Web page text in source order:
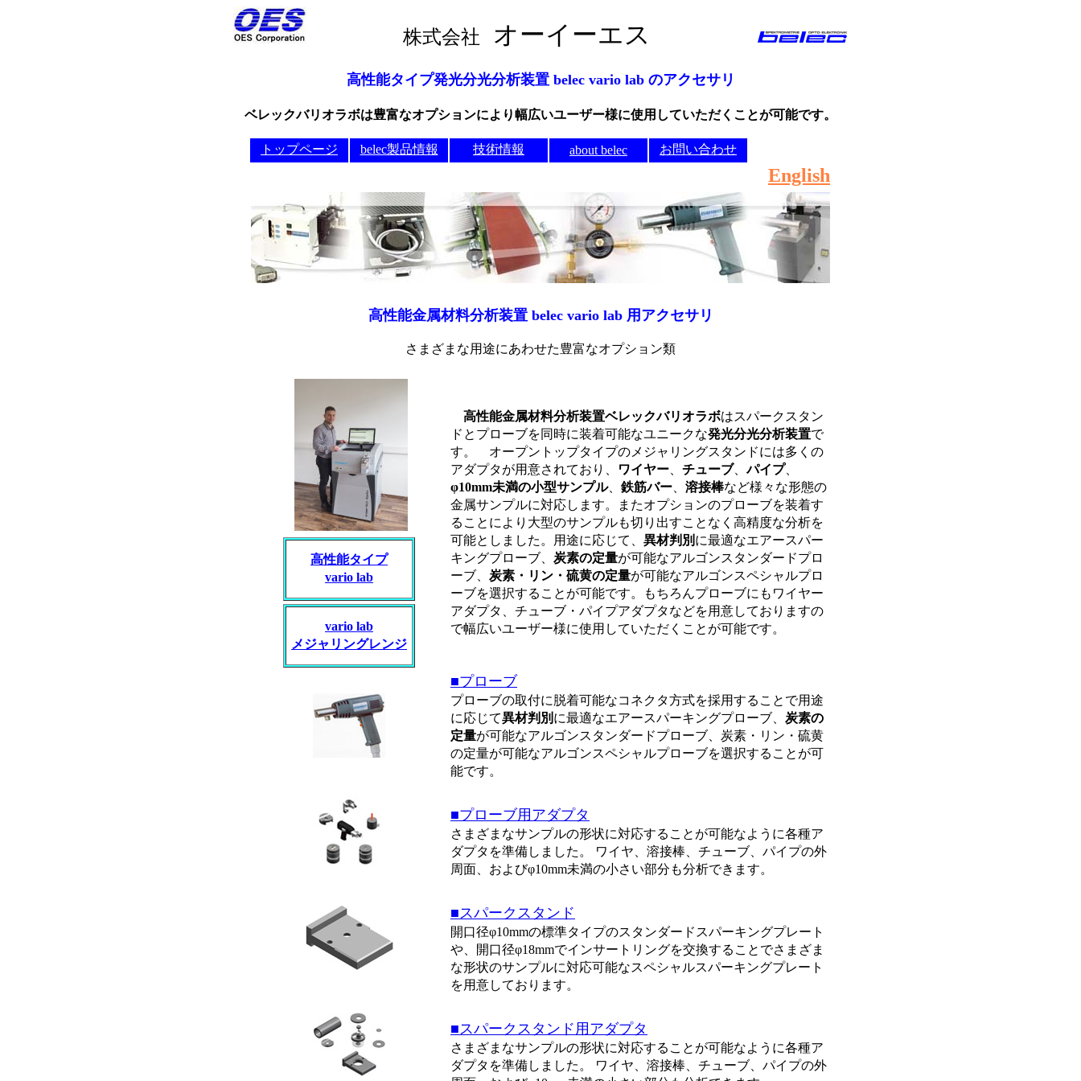
株式会社 オーイーエス
高性能タイプ発光分光分析装置 belec vario lab のアクセサリ
ベレックバリオラボは豊富なオプションにより幅広いユーザー様に使用していただくことが可能です。
トップページ belec製品情報 技術情報 about belec お問い合わせ
English
高性能金属材料分析装置 belec vario lab 用アクセサリ
さまざまな用途にあわせた豊富なオプション類
高性能金属材料分析装置ベレックバリオラボはスパークスタン
ドとプローブを同時に装着可能なユニークな発光分光分析装置で
す。 オープントップタイプのメジャリングスタンドには多くの
アダプタが用意されており、
ワイヤー チューブ、パイプ、
φ10mm未満の小型サンプル、 鉄筋バー 溶接棒など様々な形態の
金属サンプルに対応します。またオプションのプローブを装着す
ることにより大型のサンプルも切り出すことなく高精度な分析を
可能としました。用途に応じて、 異材判別 に最適なエアースパー
キングプローブ、 炭素の定量が可能なアルゴンスタンダードプロ
ーブ、 炭素・リン・硫黄の定量が可能なアルゴンスペシャルプロ
ーブを選択することが可能です。もちろんプローブにもワイヤー
アダプタ、チューブ・パイプアダプタなどを用意しておりますの
で幅広いユーザー様に使用していただくことが可能です。
高性能タイプ
vario lab
vario lab
メジャリングレンジ
■プローブ
プローブの取付に脱着可能なコネクタ方式を採用することで用途
に応じて異材判別 に最適なエアースパーキングプローブ、 炭素の
定量が可能なアルゴンスタンダードプローブ、炭素・リン・硫黄
の定量が可能なアルゴンスペシャルプローブを選択することが可
能です。
■プローブ用アダプタ
さまざまなサンプルの形状に対応することが可能なように各種ア
ダプタを準備しました。 ワイヤ、溶接棒、チューブ、パイプの外
周面、およびφ10mm未満の小さい部分も分析できます。
■スパークスタンド
開口径φ10mmの標準タイプのスタンダードスパーキングプレート
や、開口径φ18mmでインサートリングを交換することでさまざま
な形状のサンプルに対応可能なスペシャルスパーキングプレート
を用意しております。
■スパークスタンド用アダプタ
さまざまなサンプルの形状に対応することが可能なように各種ア
ダプタを準備しました。 ワイヤ、溶接棒、チューブ、パイプの外